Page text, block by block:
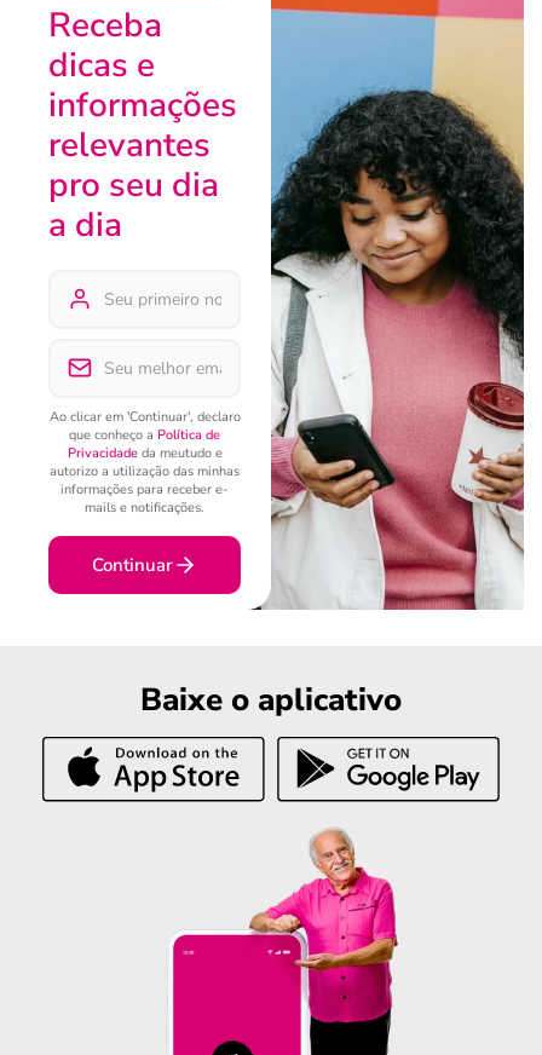
Receba
dicas e
informações
relevantes
pro seu dia
a dia
Ao clicar em 'Continuar', declaro
que conheço a Política de
Privacidadeda meutudo e
autorizo a utilização das minhas
informações para receber e-
mails e notificações.
Continuar
Baixe o aplicativo